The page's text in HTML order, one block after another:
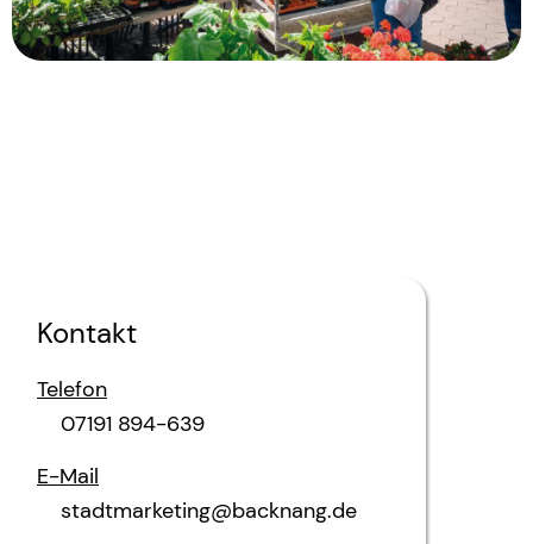
Kontakt
Telefon
07191 894-639
E-Mail
stadtmarketing@backnang.de